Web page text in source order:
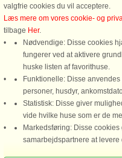
Danland Feriecentre i
Hvis I gerne vil bo i en ferielejlighed
fællesfaciliteter, så har Danland
feriecentre ligger ude i den
bl.a. Danlands feriecentre i Sæby,
feriecentre i Nordjyllandher.
Feriehus Jylland
til leje i Jylland, så det er oplagt,
den nordligste del.
valgfrie cookies du vil acceptere.
Læs mere om vores cookie- og
tilbage Her.
Nødvendige: Disse cookies
fungerer ved at aktivere
huske listen af favorithuse.
Funktionelle: Disse
personer, husdyr,
Statistisk: Disse giver
vide hvilke huse som er de
Markedsføring: Disse
samarbejdspartnere at